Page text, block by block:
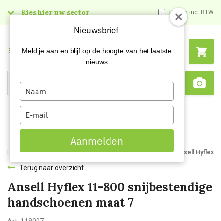
Kies hier uw sector Prijzen inc. BTW
Search
Menu
Home Webshop Handbescherming Werkhandschoenen Ansell Hyflex
Terug naar overzicht
Ansell Hyflex 11-800 snijbestendige
handschoenen maat 7
Nieuwsbrief
Meld je aan en blijf op de hoogte van het laatste
nieuws
Type
your
name
Type
your
email
Aanmelden